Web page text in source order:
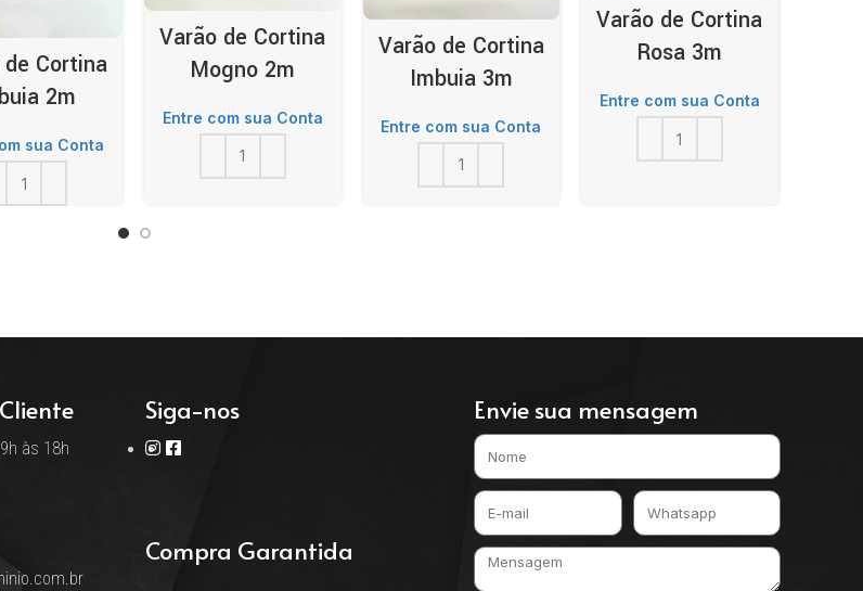
Cortina
2m
sua Conta
Varão de Cortina
Mogno 2m
Entre com sua Conta
Varão de Cortina
Imbuia 3m
Entre com sua Conta
Varão de Cortina
Rosa 3m
Entre com sua Conta
às 18h
Siga-nos
Compra Garantida
Envie sua mensagem